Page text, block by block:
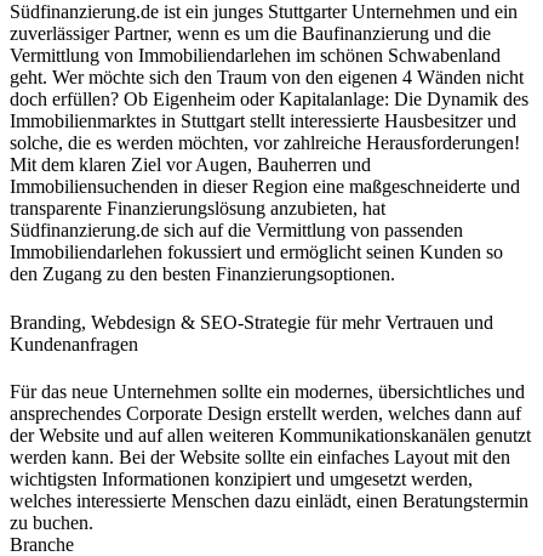
Südfinanzierung.de ist ein junges Stuttgarter Unternehmen und ein
zuverlässiger Partner, wenn es um die Baufinanzierung und die
Vermittlung von Immobiliendarlehen im schönen Schwabenland
geht. Wer möchte sich den Traum von den eigenen 4 Wänden nicht
doch erfüllen? Ob Eigenheim oder Kapitalanlage: Die Dynamik des
Immobilienmarktes in Stuttgart stellt interessierte Hausbesitzer und
solche, die es werden möchten, vor zahlreiche Herausforderungen!
Mit dem klaren Ziel vor Augen, Bauherren und
Immobiliensuchenden in dieser Region eine maßgeschneiderte und
transparente Finanzierungslösung anzubieten, hat
Südfinanzierung.de sich auf die Vermittlung von passenden
Immobiliendarlehen fokussiert und ermöglicht seinen Kunden so
den Zugang zu den besten Finanzierungsoptionen.
Branding, Webdesign & SEO-Strategie für mehr Vertrauen und
Kundenanfragen
Für das neue Unternehmen sollte ein modernes, übersichtliches und
ansprechendes Corporate Design erstellt werden, welches dann auf
der Website und auf allen weiteren Kommunikationskanälen genutzt
werden kann. Bei der Website sollte ein einfaches Layout mit den
wichtigsten Informationen konzipiert und umgesetzt werden,
welches interessierte Menschen dazu einlädt, einen Beratungstermin
zu buchen.
Branche